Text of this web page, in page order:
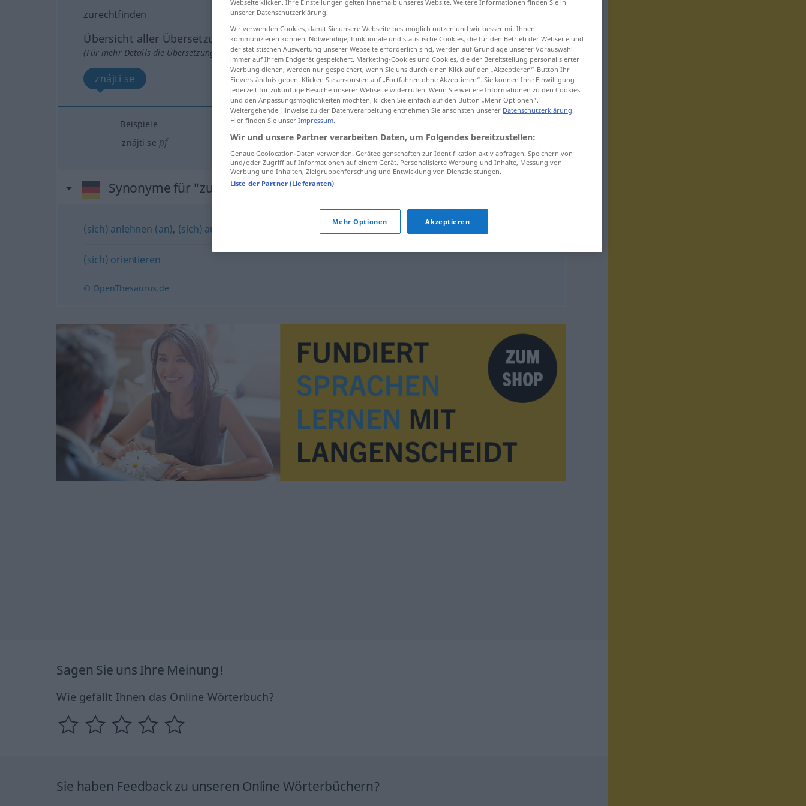
zurechtfinden
Übersicht aller Übersetzungen
(Für mehr Details die Übersetzung anklicken/antippen)
znájti se
Beispiele
znájti se pf sich zurechtfinden
Synonyme für "zurechtfinden"
(sich) anlehnen (an), (sich) ausrichten (nach) (sich) orientieren (an)
(sich) orientieren
© OpenThesaurus.de
Sagen Sie uns Ihre Meinung!
Wie gefällt Ihnen das Online Wörterbuch?
Sie haben Feedback zu unseren Online Wörterbüchern?
Webseite klicken. Ihre Einstellungen gelten innerhalb unseres Website. Weitere Informationen finden Sie in
unserer Datenschutzerklärung.
Wir verwenden Cookies, damit Sie unsere Webseite bestmöglich nutzen und wir besser mit Ihnen
kommunizieren können. Notwendige, funktionale und statistische Cookies, die für den Betrieb der Webseite und
der statistischen Auswertung unserer Webseite erforderlich sind, werden auf Grundlage unserer Vorauswahl
immer auf Ihrem Endgerät gespeichert. Marketing-Cookies und Cookies, die der Bereitstellung personalisierter
Werbung dienen, werden nur gespeichert, wenn Sie uns durch einen Klick auf den „Akzeptieren“-Button Ihr
Einverständnis geben. Klicken Sie ansonsten auf „Fortfahren ohne Akzeptieren“. Sie können Ihre Einwilligung
jederzeit für zukünftige Besuche unserer Webseite widerrufen. Wenn Sie weitere Informationen zu den Cookies
und den Anpassungsmöglichkeiten möchten, klicken Sie einfach auf den Button „Mehr Optionen“.
Weitergehende Hinweise zu der Datenverarbeitung entnehmen Sie ansonsten unserer Datenschutzerklärung.
Hier finden Sie unser Impressum.
Wir und unsere Partner verarbeiten Daten, um Folgendes bereitzustellen:
Genaue Geolocation-Daten verwenden. Geräteeigenschaften zur Identifikation aktiv abfragen. Speichern von
und/oder Zugriff auf Informationen auf einem Gerät. Personalisierte Werbung und Inhalte, Messung von
Werbung und Inhalten, Zielgruppenforschung und Entwicklung von Dienstleistungen.
Liste der Partner (Lieferanten)
Mehr Optionen Akzeptieren